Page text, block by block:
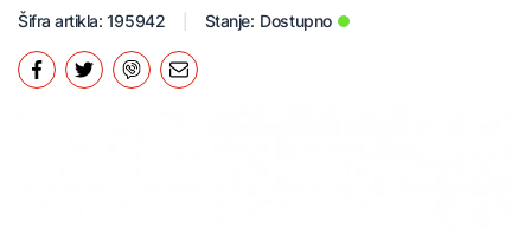
Šifra artikla: 195942 Stanje: Dostupno